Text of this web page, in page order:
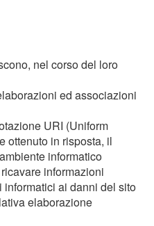
nel corso del loro
ed associazioni
URI (Uniform
ottenuto in risposta, il
informatico
informazioni
ai danni del sito
elaborazione